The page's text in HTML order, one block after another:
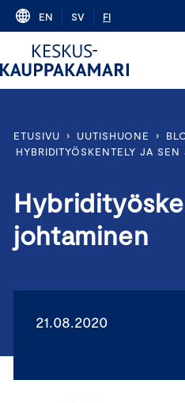
Skip
content
EN SV FI
ETUSIVU › UUTISHUONE ›
HYBRIDITYÖSKENTELY JA
johtaminen
21.08.2020